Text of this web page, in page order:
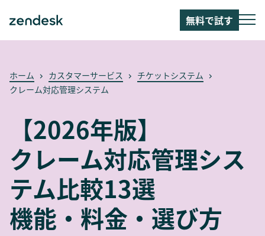
無料で試す
ホーム カスタマーサービス
チケットシステム
クレーム対応管理システム
【2026年版】
クレーム対応管理シス
テム比較13選
機能・料金・選び方